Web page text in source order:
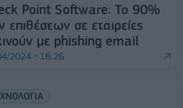
Point Software: Το 90%
επιθέσεων σε εταιρείες
με phishing email
2024 - 16:26